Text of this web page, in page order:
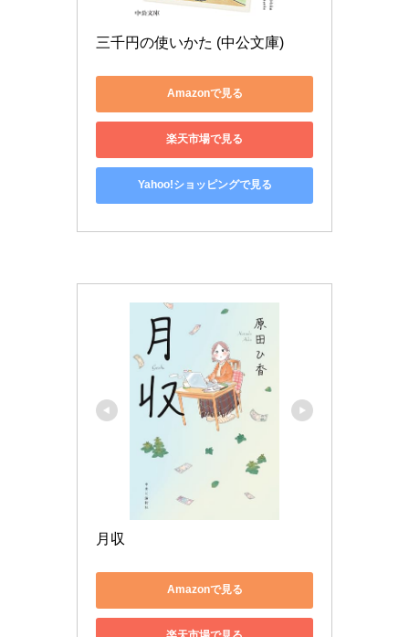
三千円の使いかた (中公文庫)
Amazonで見る
楽天市場で見る
Yahoo!ショッピングで見る
月収
Amazonで見る